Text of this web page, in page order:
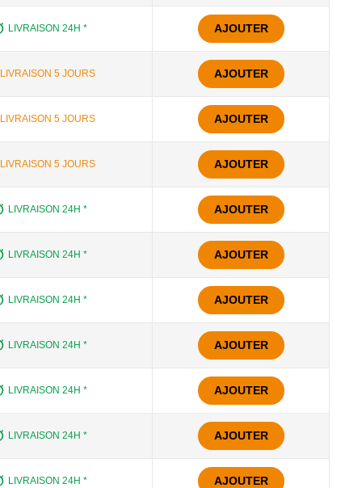
LIVRAISON 24H * AJOUTER
LIVRAISON 5 JOURS AJOUTER
LIVRAISON 5 JOURS AJOUTER
LIVRAISON 5 JOURS AJOUTER
LIVRAISON 24H * AJOUTER
LIVRAISON 24H * AJOUTER
LIVRAISON 24H * AJOUTER
LIVRAISON 24H * AJOUTER
LIVRAISON 24H * AJOUTER
LIVRAISON 24H * AJOUTER
LIVRAISON 24H * AJOUTER